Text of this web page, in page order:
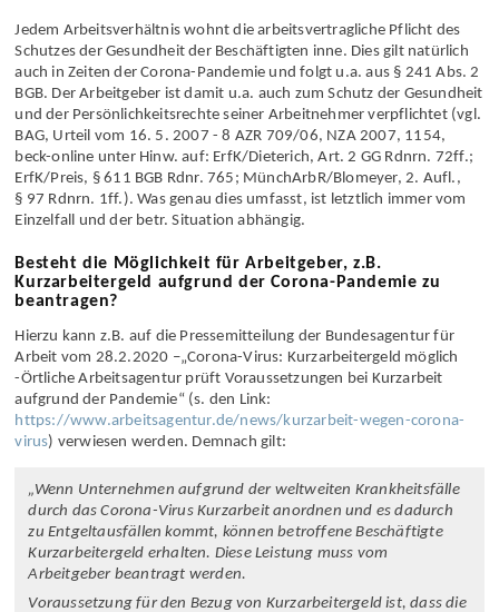
werden
Jedem Arbeits­verhältnis wohnt die arbeits­vertrag­liche Pflicht des
Schutzes der Gesundheit der Beschäftigten inne. Dies gilt natürlich
auch in Zeiten der Corona-Pandemie und folgt u.a. aus § 241 Abs. 2
BGB. Der Arbeitgeber ist damit u.a. auch zum Schutz der Gesundheit
und der Persönlich­keitsrechte seiner Arbeit­nehmer verpflichtet (vgl.
BAG, Urteil vom 16. 5. 2007 - 8 AZR 709/06, NZA 2007, 1154,
beck-online unter Hinw. auf: ErfK/Dieterich, Art. 2 GG Rdnrn. 72ff.;
ErfK/Preis, § 611 BGB Rdnr. 765; MünchArbR/Blomeyer, 2. Aufl.,
§ 97 Rdnrn. 1ff.). Was genau dies umfasst, ist letztlich immer vom
Besteht die Möglichkeit für Arbeitgeber, z.B.
Kurzarbeitergeld aufgrund der Corona-Pandemie zu
beantragen?
Hierzu kann z.B. auf die Presse­mitteilung der Bundes­agentur für
Arbeit vom 28.2.2020 –„Corona-Virus: Kurz­arbeiter­geld möglich
-Örtliche Arbeits­agentur prüft Voraus­setzungen bei Kurzarbeit
aufgrund der Pandemie“ (s. den Link:
https://www.arbeitsagentur.de/news/kurzarbeit-wegen-corona-
„Wenn Unternehmen aufgrund der weltweiten Krankheits­fälle
durch das Corona-Virus Kurzarbeit anordnen und es dadurch
zu Entgelt­ausfällen kommt, können betroffene Beschäftigte
Kurz­arbeiter­geld erhalten. Diese Leistung muss vom
Arbeitgeber beantragt werden.